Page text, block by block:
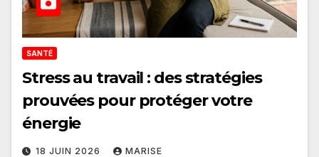
SANTÉ
Stress au travail : des stratégies
prouvées pour protéger votre
énergie
18 JUIN 2026 MARISE